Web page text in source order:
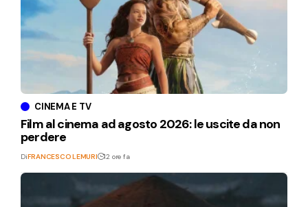
CINEMA E TV
Film al cinema ad agosto 2026: le uscite da non
perdere
DiFRANCESCO LEMURI 12 ore fa